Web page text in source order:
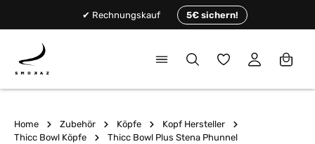
✔ Rechnungskauf 5€ sichern!
Du hast 0
Home Zubehör Köpfe
Kopf Hersteller
Thicc Bowl Köpfe
Thicc Bowl Plus Stena Phunnel